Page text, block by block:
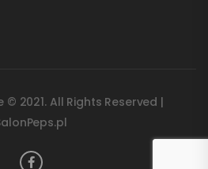
2021. All Rights Reserved |